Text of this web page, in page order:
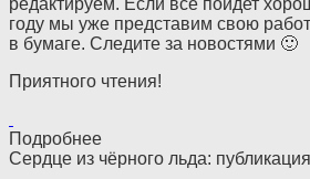
году мы уже представим свою
в бумаге. Следите за новостями 🙂
Приятного чтения!
Подробнее
Сердце из чёрного льда: